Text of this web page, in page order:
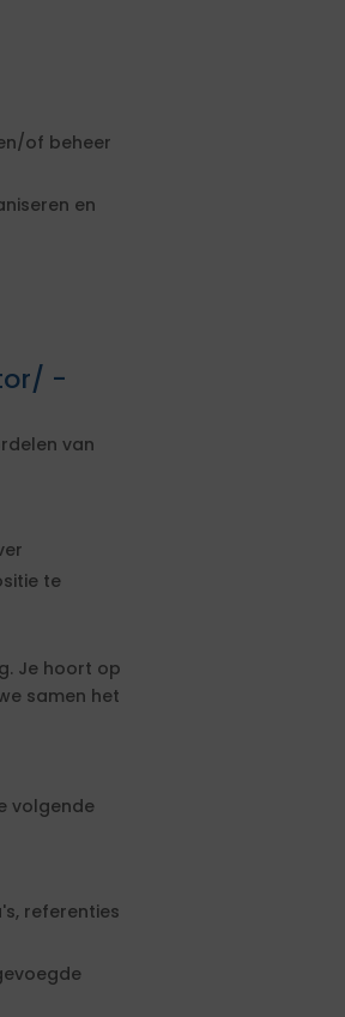
of beheer
en
-
van
te
Je hoort op
samen het
volgende
referenties